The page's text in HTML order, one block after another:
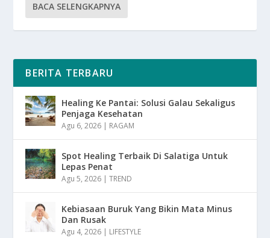
BACA SELENGKAPNYA
BERITA TERBARU
Healing Ke Pantai: Solusi Galau Sekaligus
Penjaga Kesehatan
Agu 6, 2026 | RAGAM
Spot Healing Terbaik Di Salatiga Untuk
Lepas Penat
Agu 5, 2026 |TREND
Kebiasaan Buruk Yang Bikin Mata Minus
Dan Rusak
Agu 4, 2026 | LIFESTYLE